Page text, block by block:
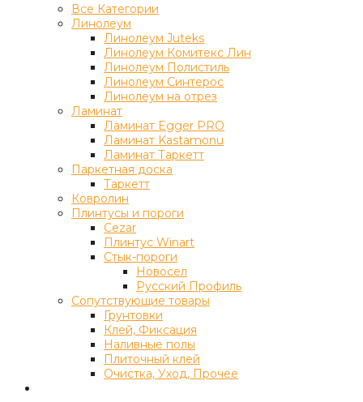
Все Категории
Линолеум
Линолеум Juteks
Линолеум Комитекс Лин
Линолеум Полистиль
Линолеум Синтерос
Линолеум на отрез
Ламинат
Ламинат Egger PRO
Ламинат Kastamonu
Ламинат Таркетт
Паркетная доска
Таркетт
Ковролин
Плинтусы и пороги
Cezar
Плинтус Winart
Стык-пороги
Новосел
Русский Профиль
Сопутствующие товары
Грунтовки
Клей, Фиксация
Наливные полы
Плиточный клей
Очистка, Уход, Прочее